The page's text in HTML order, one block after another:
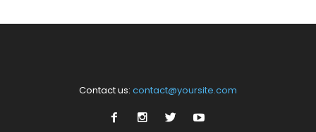
Contact us: contact@yoursite.com